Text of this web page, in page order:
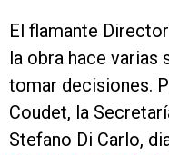
El flamante
la obra hace varias
tomar decisiones.
Coudet, la
Stefano Di Carlo,